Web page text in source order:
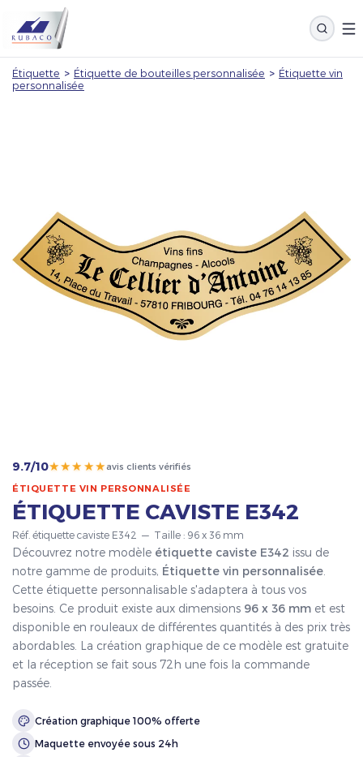
Étiquette > Étiquette de bouteilles personnalisée > Étiquette vin
personnalisée
9.7/10★★★★★avis clients vérifiés
ÉTIQUETTE VIN PERSONNALISÉE
ÉTIQUETTE CAVISTE E342
Réf. étiquette caviste E342 — Taille : 96 x 36 mm
Découvrez notre modèle étiquette caviste E342 issu de
notre gamme de produits, Étiquette vin personnalisée
Cette étiquette personnalisable s'adaptera à tous vos
besoins. Ce produit existe aux dimensions 96 x 36 mm et est
disponible en rouleaux de différentes quantités à des prix très
abordables. La création graphique de ce modèle est gratuite
et la réception se fait sous 72h une fois la commande
passée.
Création graphique 100% offerte
Maquette envoyée sous 24h